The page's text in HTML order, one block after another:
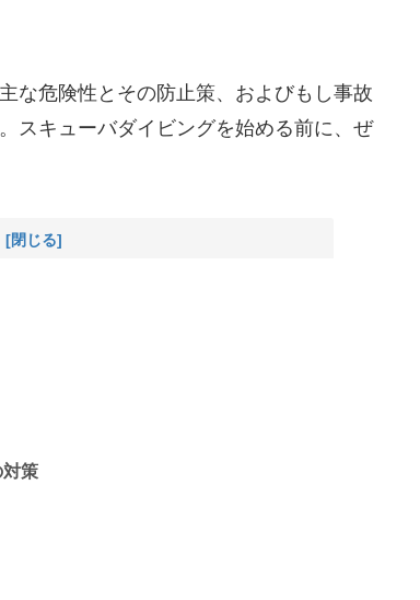
な危険性とその防止策、およびもし事故
スキューバダイビングを始める前に、ぜ
策